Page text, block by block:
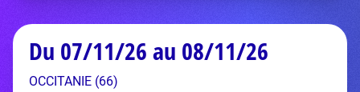
Du 07/11/26 au 08/11/26
OCCITANIE (66)